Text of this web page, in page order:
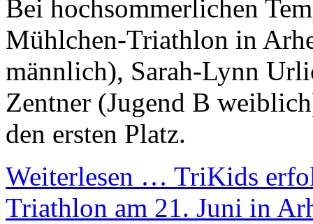
Bei hochsommerlichen
Mühlchen-Triathlon in
männlich), Sarah-Lynn
Zentner (Jugend B
den ersten Platz.
Weiterlesen … TriKids
Triathlon am 21. Juni in